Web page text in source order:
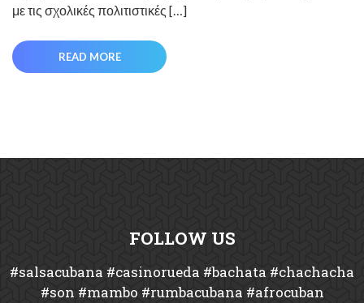
με τις σχολικές πολιτιστικές […]
READ MORE
FOLLOW US
#salsacubana #casinorueda #bachata #chachacha
#son #mambo #rumbacubana #afrocuban